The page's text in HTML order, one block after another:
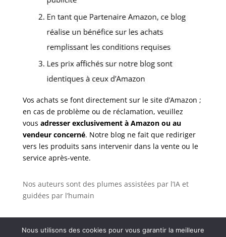
Vos achats se font directement sur le site d’Amazon ;
en cas de problème ou de réclamation, veuillez
vous adresser exclusivement à Amazon ou au
vendeur concerné. Notre blog ne fait que rediriger
vers les produits sans intervenir dans la vente ou le
service après-vente.
Nos auteurs sont des plumes assistées par l’IA et
guidées par l’humain
Nous utilisons des cookies pour vous garantir la meilleure